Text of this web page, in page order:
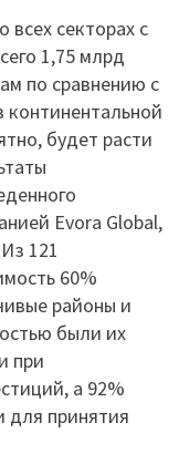
секторах с
1,75 млрд
по сравнению с
будет расти
Evora Global,
121
60%
районы и
были их
при
а 92%
для принятия